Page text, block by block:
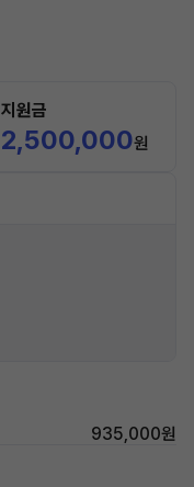
지원금
2,500,000원
935,000원